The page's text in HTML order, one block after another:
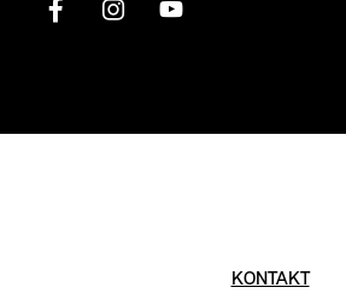
KONTAKT